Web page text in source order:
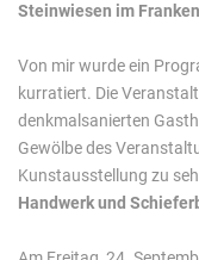
Steinwiesen im
Von mir wurde ein
kurratiert. Die
denkmalsanierten
Gewölbe des
Kunstausstellung zu
Handwerk und